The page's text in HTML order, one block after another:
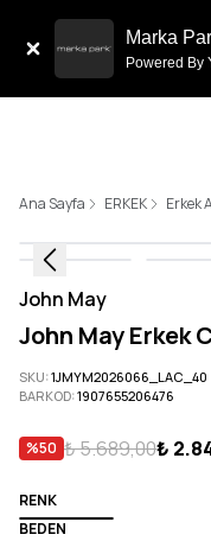
Marka
Powered By
Ana Sayfa ERKEK Erkek
John May
John May Erkek
SKU:1JMYM2026066_LAC_40
BARKOD:1907655206476
%50 ₺ 5.689,00₺
RENK
BEDEN